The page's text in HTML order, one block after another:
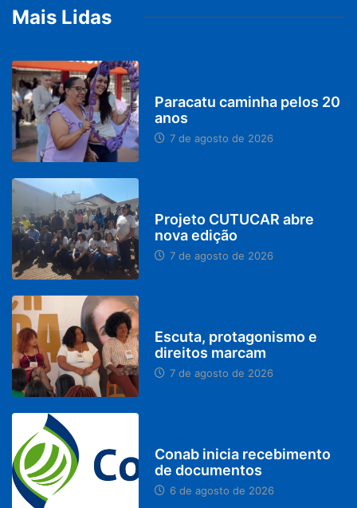
Mais Lidas
Paracatu caminha pelos 20
anos
7 de agosto de 2026
Projeto CUTUCAR abre
nova edição
7 de agosto de 2026
Escuta, protagonismo e
direitos marcam
7 de agosto de 2026
Conab inicia recebimento
de documentos
6 de agosto de 2026